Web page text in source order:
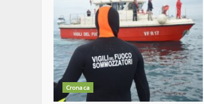
Cronaca